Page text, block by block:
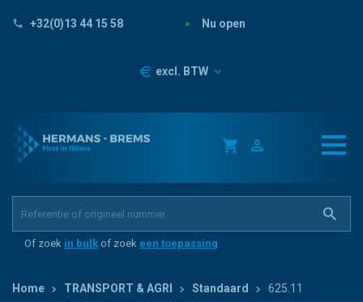
+32(0)13 44 15 58 Nu open
Prijzen
excl. BTW
Of zoek in bulk of zoek een toepassing
Home TRANSPORT & AGRI Standaard 625.11